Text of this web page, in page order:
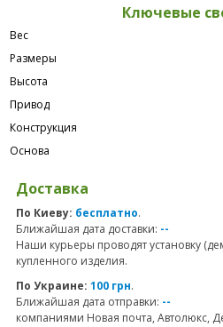
Ключевые
Вес
Размеры
Высота
Привод
Конструкция
Основа
Доставка
По Киеву: бесплатно.
Ближайшая дата доставки: --
Наши курьеры проводят установку
купленного изделия.
По Украине: 100 грн.
Ближайшая дата отправки: --
компаниями Новая почта, Автолюкс,